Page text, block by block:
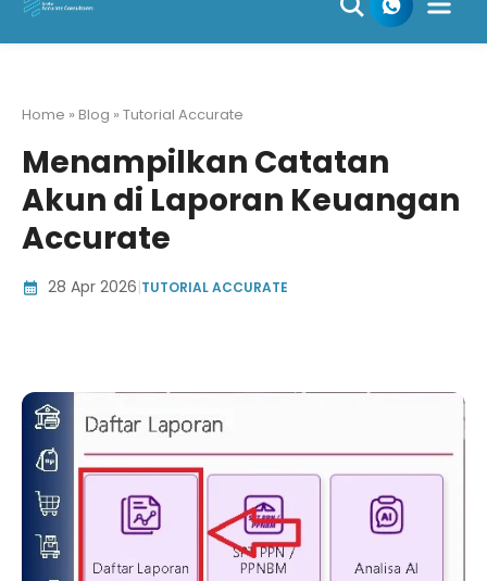
Skip
Home » Blog » Tutorial Accurate
Menampilkan Catatan
Akun di Laporan Keuangan
Accurate
28 Apr 2026|TUTORIAL ACCURATE